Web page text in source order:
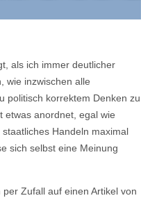
als ich immer deutlicher
wie inzwischen alle
politisch korrektem Denken zu
etwas anordnet, egal wie
Handeln maximal
sich selbst eine Meinung
Zufall auf einen Artikel von